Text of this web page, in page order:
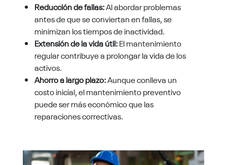
Reducción de fallas:Al abordar problemas
antes de que se conviertan en fallas, se
minimizan los tiempos de inactividad.
Extensión de la vida útil:El mantenimiento
regular contribuye a prolongar la vida de los
activos.
Ahorro a largo plazo:Aunque conlleva un
costo inicial, el mantenimiento preventivo
puede ser más económico que las
reparaciones correctivas.